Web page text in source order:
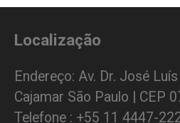
Localização
Endereço: Av. Dr. José
Cajamar São Paulo | CEP
Telefone : +55 11 4447-